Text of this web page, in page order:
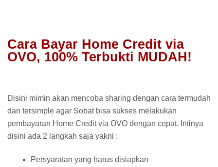
Cara Bayar Home Credit via
OVO, 100% Terbukti MUDAH!
Disini mimin akan mencoba sharing dengan cara termudah
dan tersimple agar Sobat bisa sukses melakukan
pembayaran Home Credit via OVO dengan cepat. Intinya
disini ada 2 langkah saja yakni :
Persyaratan yang harus disiapkan